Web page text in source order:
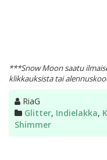
***Snow Moon saatu
klikkauksista tai
Kirjoittaja
RiaG
Kategoriat
Glitter, Indielakka,
Shimmer